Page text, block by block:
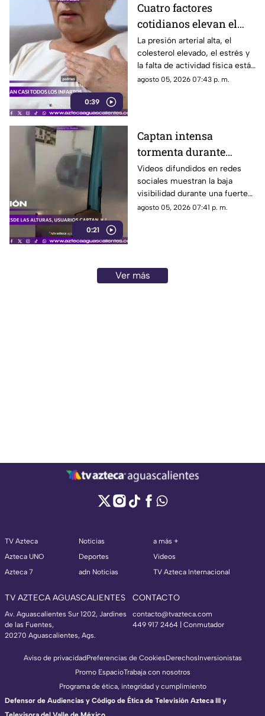
0:39
Cuatro factores
cotidianos elevan el
riesgo de infarto
La presión arterial alta, el
colesterol elevado, el estrés y
la falta de actividad física están
entre los principales factores
agosto 05, 2026 07:43 p. m.
0:21
Captan intensa
tormenta durante
recorrido del Cablebús
en CDMX
Videos difundidos en redes
sociales muestran la baja
visibilidad durante una fuerte
lluvia registrada en la Ciudad
agosto 05, 2026 07:41 p. m.
Ver más
TV Azteca
Azteca UNO
Azteca 7
Noticias
Deportes
adn Noticias
a más +
Videos
TV Azteca Internacional
TV AZTECA AGUASCALIENTES
Av. Aguascalientes Sur 1202, Jardines
de las Fuentes,
20270 Aguascalientes, Ags.
CONTACTO
contacto@tvazteca.com
449 917 2464 | Conmutador
Aviso de privacidadPreferencias de CookiesDerechosInversionistas
Promo EspacioTrabaja con nosotros
Programa de ética, integridad y cumplimiento
Defensor de Audiencias y Código de Ética de Televisión Azteca III y